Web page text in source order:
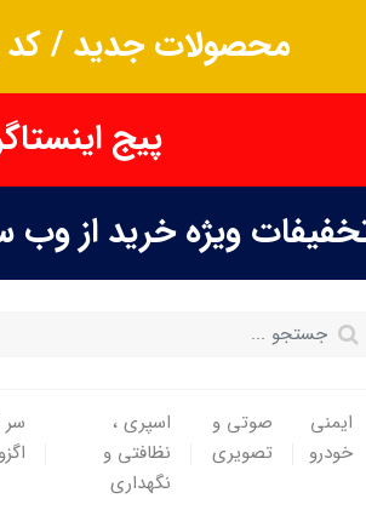
محصولات جدید / کد
پیج
ویژه خرید از
ایمنی
خودرو
صوتی و
تصویری
اسپری ،
نظافتی و
نگهداری
سر